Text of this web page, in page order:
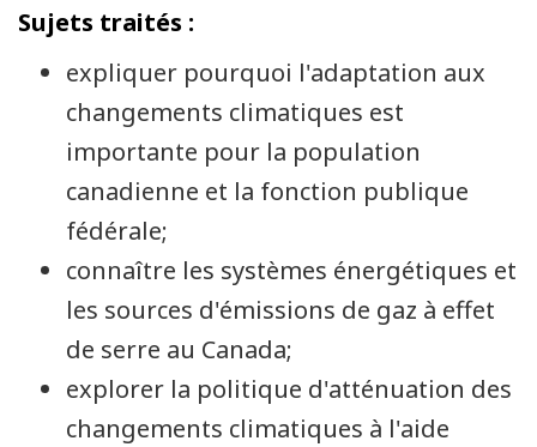
Sujets traités :
expliquer pourquoi l'adaptation aux
changements climatiques est
importante pour la population
canadienne et la fonction publique
fédérale;
connaître les systèmes énergétiques et
les sources d'émissions de gaz à effet
de serre au Canada;
explorer la politique d'atténuation des
changements climatiques à l'aide